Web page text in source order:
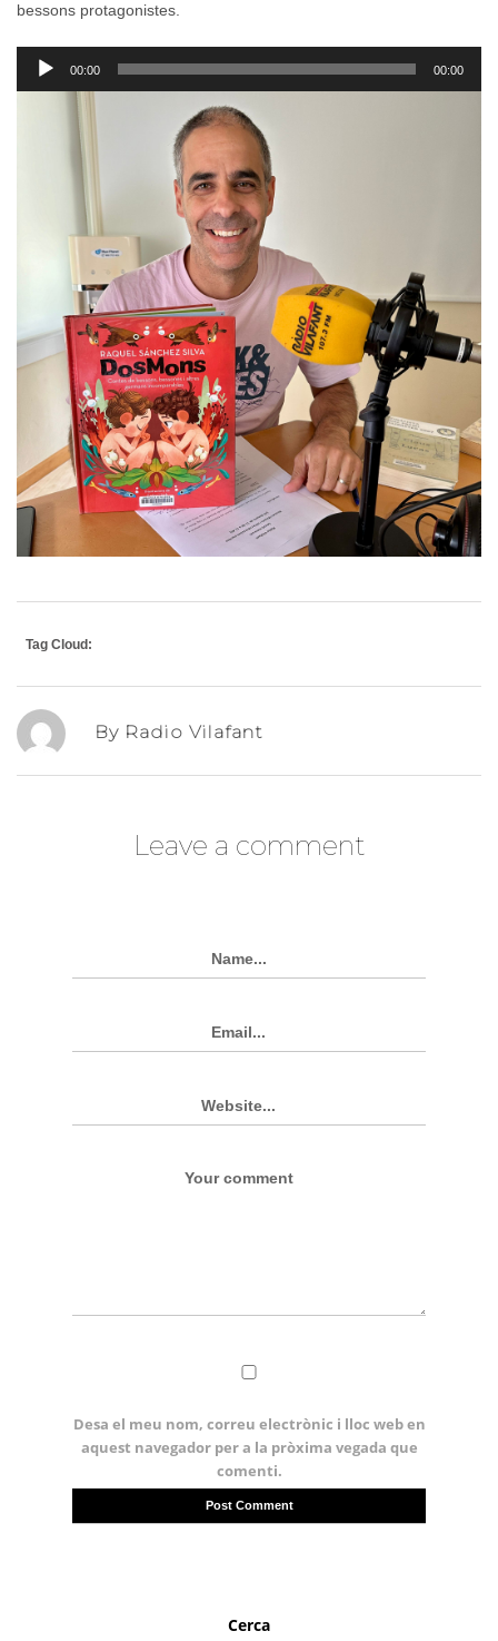
bessons protagonistes.
Reproductor
d'àudio
00:00 00:00
Tag Cloud:
By Radio Vilafant
Leave a comment
Desa el meu nom, correu electrònic i lloc web en
aquest navegador per a la pròxima vegada que
comenti.
Cerca